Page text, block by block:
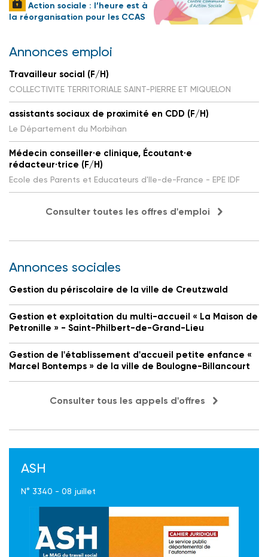
Action sociale : l’heure est à
la réorganisation pour les CCAS
Annonces emploi
Travailleur social (F/H)
COLLECTIVITE TERRITORIALE SAINT-PIERRE ET MIQUELON
assistants sociaux de proximité en CDD (F/H)
Le Département du Morbihan
Médecin conseiller·e clinique, Écoutant·e
rédacteur·trice (F/H)
Ecole des Parents et Educateurs d'Ile-de-France - EPE IDF
Consulter toutes les offres d'emploi
Annonces sociales
Gestion du périscolaire de la ville de Creutzwald
Gestion et exploitation du multi-accueil « La Maison de
Petronille » - Saint-Philbert-de-Grand-Lieu
Gestion de l'établissement d'accueil petite enfance «
Marcel Bontemps » de la ville de Boulogne-Billancourt
Consulter tous les appels d'offres
ASH
N° 3340 - 08 juillet